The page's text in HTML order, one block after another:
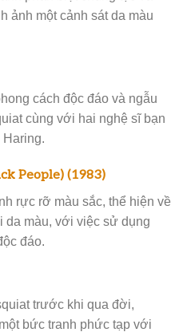
ảnh một cảnh sát da màu
cách độc đáo và ngẫu
cùng với hai nghệ sĩ bạn
Haring.
People) (1983)
rực rỡ màu sắc, thể hiện về
màu, với việc sử dụng
đáo.
trước khi qua đời,
bức tranh phức tạp với